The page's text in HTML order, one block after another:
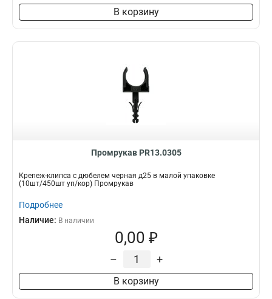
В корзину
Промрукав PR13.0305
Крепеж-клипса с дюбелем черная д25 в малой упаковке
(10шт/450шт уп/кор) Промрукав
Подробнее
Наличие: В наличии
0,00 ₽
– +
В корзину